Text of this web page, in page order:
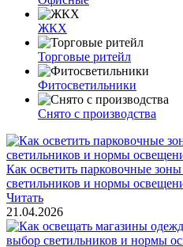
ЖКХ
Торговые ритейл
Фитосветильники
Снято с производства
Как осветить парковочные
светильников и нормы
Читать
21.04.2026